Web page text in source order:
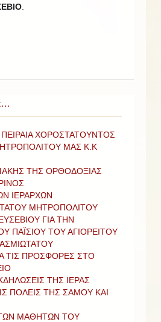
ΠΕΙΡΑΙΑ ΧΟΡΟΣΤΑΤΟΥΝΤΟΣ
ΜΑΣ Κ.Κ
ΤΗΣ ΟΡΘΟΔΟΞΙΑΣ
ΙΕΡΑΡΧΩΝ
ΜΗΤΡΟΠΟΛΙΤΟΥ
ΓΙΑ ΤΗΝ
ΠΑΪΣΙΟΥ ΤΟΥ ΑΓΙΟΡΕΙΤΟΥ
ΤΙΣ ΠΡΟΣΦΟΡΕΣ ΣΤΟ
ΤΗΣ ΙΕΡΑΣ
ΠΟΛΕΙΣ ΤΗΣ ΣΑΜΟΥ ΚΑΙ
ΜΑΘΗΤΩΝ ΤΟΥ